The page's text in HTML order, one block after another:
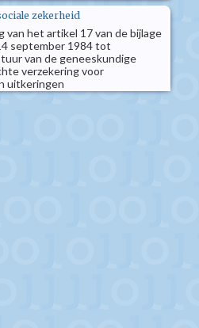
zekerheid
het artikel 17 van de bijlage
september 1984 tot
van de geneeskundige
verzekering voor
uitkeringen